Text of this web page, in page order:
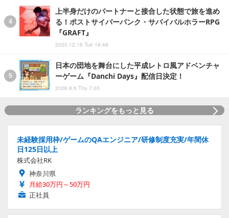
上半身だけのパートナーと接合した状態で旅を進め
る！ポストサイバーパンク・サバイバルホラーRPG
『GRAFT』
2025.12.16 Tue 16:48
日本の団地を舞台にした平成レトロ風アドベンチャ
ーゲーム『Danchi Days』配信日決定！
2026.8.6 Thu 7:00
ランキングをもっと見る
未経験採用枠/ゲームのQAエンジニア/研修制度充実/年間休
日125日以上
株式会社RK
神奈川県
月給30万円～50万円
正社員